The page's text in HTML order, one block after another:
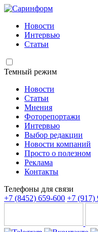
Новости
Интервью
Статьи
Темный режим
Новости
Статьи
Мнения
Фоторепортажи
Интервью
Выбор редакции
Новости компаний
Просто о полезном
Реклама
Контакты
Телефоны для связи
+7 (8452) 659-600 +7 (917)